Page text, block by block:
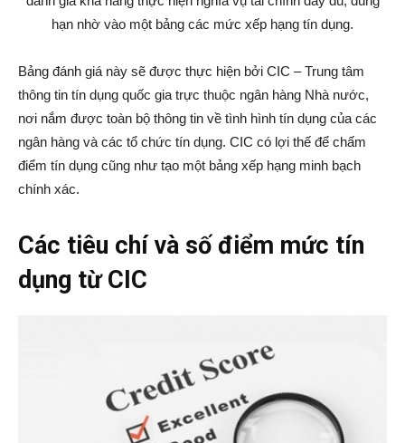
hạn nhờ vào một bảng các mức xếp hạng tín dụng.
Bảng đánh giá này sẽ được thực hiện bởi CIC – Trung tâm
thông tin tín dụng quốc gia trực thuộc ngân hàng Nhà nước,
nơi nắm được toàn bộ thông tin về tình hình tín dụng của các
ngân hàng và các tổ chức tín dụng. CIC có lợi thế để chấm
điểm tín dụng cũng như tạo một bảng xếp hạng minh bạch
chính xác.
Các tiêu chí và số điểm mức tín
dụng từ CIC